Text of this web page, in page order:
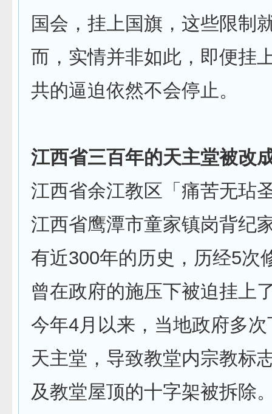
国会，挂上国旗，这些限制
而，实情并非如此，即便挂
共的逼迫依然不会停止。
江西省三百年的天主堂被改
江西省余江教区「痛苦无玷
江西省鹰潭市童家镇岗背纪
有近300年的历史，历经5次
曾在政府的施压下被迫挂上
今年4月以来，当地政府多
天主堂，导致教堂内宗教标
及教堂屋顶的十字架被拆除